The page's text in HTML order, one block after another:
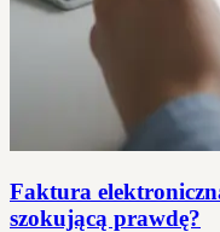
Faktura
szokującą prawdę?